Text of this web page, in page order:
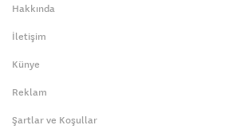
Hakkında
İletişim
Künye
Reklam
Şartlar ve Koşullar